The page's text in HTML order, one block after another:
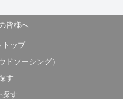
皆様へ
トップ
ドソーシング）
す
探す